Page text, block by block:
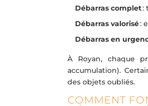
Débarras complet:
Débarras valorisé:
Débarras en
À Royan, chaque
accumulation).
des objets oubliés.
COMMENT